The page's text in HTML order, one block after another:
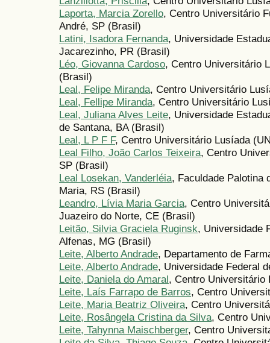
Laporta, Marcia Zorello, Centro Universitário
André, SP (Brasil)
Latini, Isadora Fernanda, Universidade
Jacarezinho, PR (Brasil)
Léo, Giovanna Cardoso, Centro Universitário
(Brasil)
Leal, Felipe Miranda, Centro Universitário
Leal, Fellipe Miranda, Centro Universitário
Leal, Juliana Alves Leite, Universidade
de Santana, BA (Brasil)
Leal, L P F F, Centro Universitário Lusíada
Leal Filho, João Carlos Teixeira, Centro
SP (Brasil)
Leal Losekan, Vanderléia, Faculdade Palotina
Maria, RS (Brasil)
Leandro, Lívia Maria Garcia, Centro
Juazeiro do Norte, CE (Brasil)
Leitão, Silvia Graciela Ruginsk, Universidade
Alfenas, MG (Brasil)
Leite, Alberto Andrade, Departamento de
Leite, Alberto Andrade, Universidade Federal
Leite, Daniela do Amaral, Centro Universitário
Leite, Laís Farrapo de Barros, Centro
Leite, Maria Beatriz Oliveira, Centro
Leite, Rosângela Cristina da Silva, Centro
Leite, Tahynna Maischberger, Centro